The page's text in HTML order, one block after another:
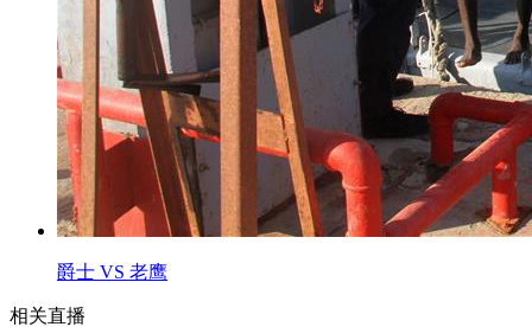
爵士 VS 老鹰
相关直播